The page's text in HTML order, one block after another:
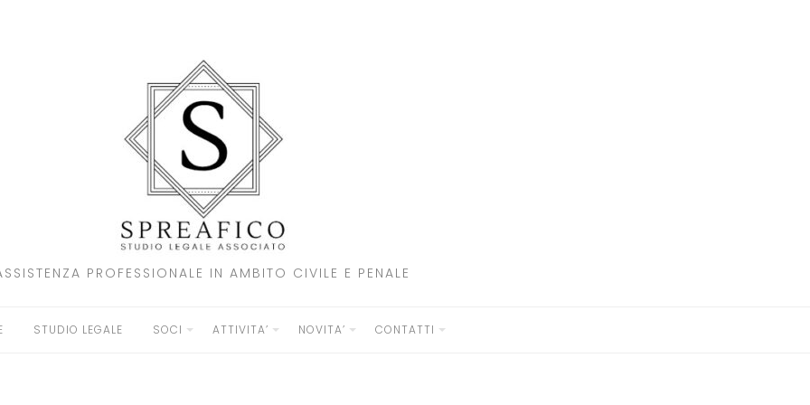
PROFESSIONALE IN AMBITO CIVILE E PENALE
STUDIO LEGALE SOCI ATTIVITA’ NOVITA’ CONTATTI